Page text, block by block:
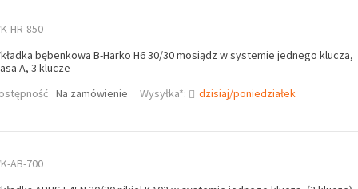
HR-850
bębenkowa B-Harko H6 30/30 mosiądz w systemie jednego klucza,
A, 3 klucze
Na zamówienie Wysyłka*: dzisiaj/poniedziałek
AB-700